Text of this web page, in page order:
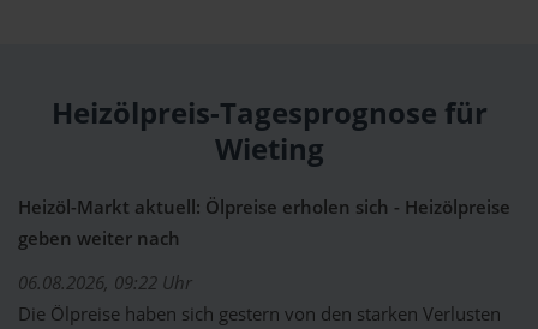
Heizölpreis-Tagesprognose für
Wieting
Heizöl-Markt aktuell: Ölpreise erholen sich - Heizölpreise
geben weiter nach
06.08.2026, 09:22 Uhr
Die Ölpreise haben sich gestern von den starken Verlusten